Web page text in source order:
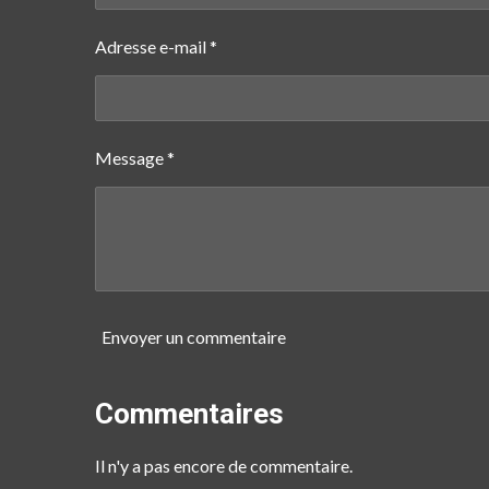
Adresse e-mail *
Message *
Envoyer un commentaire
Commentaires
Il n'y a pas encore de commentaire.